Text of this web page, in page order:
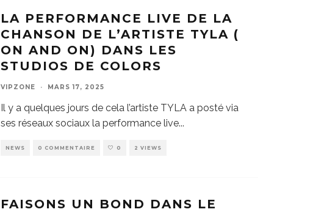
LA PERFORMANCE LIVE DE LA
CHANSON DE L’ARTISTE TYLA (
ON AND ON) DANS LES
STUDIOS DE COLORS
VIPZONE · MARS 17, 2025
Il y a quelques jours de cela l’artiste TYLA a posté via
ses réseaux sociaux la performance live...
NEWS 0 COMMENTAIRE 0 2 VIEWS
FAISONS UN BOND DANS LE